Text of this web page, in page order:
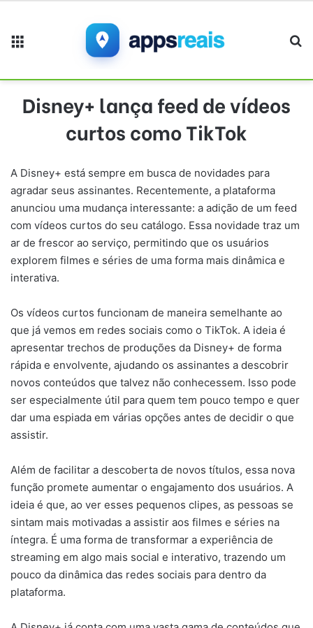
Disney+ lança feed de vídeos
curtos como TikTok
A Disney+ está sempre em busca de novidades para
agradar seus assinantes. Recentemente, a plataforma
anunciou uma mudança interessante: a adição de um feed
com vídeos curtos do seu catálogo. Essa novidade traz um
ar de frescor ao serviço, permitindo que os usuários
explorem filmes e séries de uma forma mais dinâmica e
interativa.
Os vídeos curtos funcionam de maneira semelhante ao
que já vemos em redes sociais como o TikTok. A ideia é
apresentar trechos de produções da Disney+ de forma
rápida e envolvente, ajudando os assinantes a descobrir
novos conteúdos que talvez não conhecessem. Isso pode
ser especialmente útil para quem tem pouco tempo e quer
dar uma espiada em várias opções antes de decidir o que
assistir.
Além de facilitar a descoberta de novos títulos, essa nova
função promete aumentar o engajamento dos usuários. A
ideia é que, ao ver esses pequenos clipes, as pessoas se
sintam mais motivadas a assistir aos filmes e séries na
íntegra. É uma forma de transformar a experiência de
streaming em algo mais social e interativo, trazendo um
pouco da dinâmica das redes sociais para dentro da
plataforma.